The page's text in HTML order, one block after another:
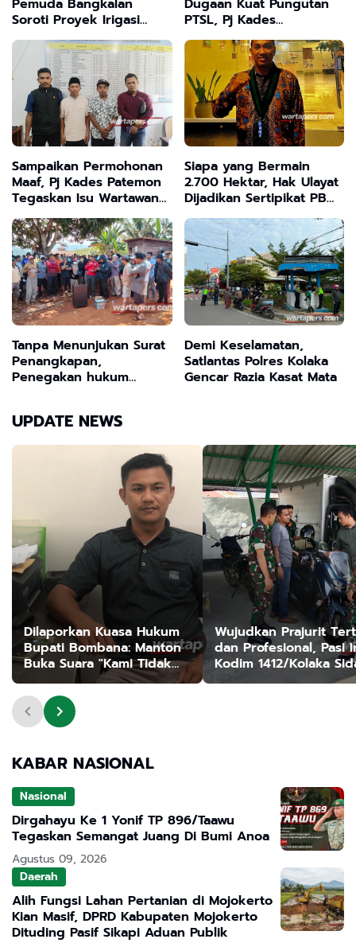
Pemuda Bangkalan
Soroti Proyek Irigasi
Tanpa Papan Nama
Dugaan Kuat Pungutan
PTSL, Pj Kades
Pacanggaan Diuji
Klarifikasinya
Sampaikan Permohonan
Maaf, Pj Kades Patemon
Tegaskan Isu Wartawan
Minta Uang Adalah Hoaks
Siapa yang Bermain
2.700 Hektar, Hak Ulayat
Dijadikan Sertipikat PB
HMI MPO Desak APH
Usut Tuntas Mafia Tanah
Dikonawe
Tanpa Menunjukan Surat
Penangkapan,
Penegakan hukum
Ladah Di Loeha Raya.
Demi Keselamatan,
Satlantas Polres Kolaka
Gencar Razia Kasat Mata
UPDATE NEWS
Dilaporkan Kuasa Hukum
Bupati Bombana: Manton
Buka Suara "Kami Tidak
Pernah Menutup Ruang
Hak Jawab"
Wujudkan Prajurit
dan Profesional, Pasi
Kodim 1412/Kolaka
Helm dan Kendaraan
KABAR NASIONAL
Nasional
Dirgahayu Ke 1 Yonif TP 896/Taawu
Tegaskan Semangat Juang Di Bumi Anoa
Agustus 09, 2026
Daerah
Alih Fungsi Lahan Pertanian di Mojokerto
Kian Masif, DPRD Kabupaten Mojokerto
Dituding Pasif Sikapi Aduan Publik